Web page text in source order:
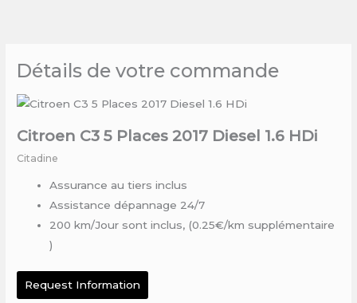
Détails de votre commande
Citroen C3 5 Places 2017 Diesel 1.6 HDi
Citadine
Assurance au tiers inclus
Assistance dépannage 24/7
200 km/Jour sont inclus, (0.25€/km supplémentaire
)
Request Information